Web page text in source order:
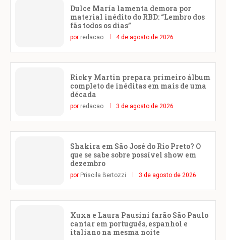
Dulce María lamenta demora por
material inédito do RBD: “Lembro dos
fãs todos os dias”
por redacao 4 de agosto de 2026
Ricky Martin prepara primeiro álbum
completo de inéditas em mais de uma
década
por redacao 3 de agosto de 2026
Shakira em São José do Rio Preto? O
que se sabe sobre possível show em
dezembro
por Priscila Bertozzi 3 de agosto de 2026
Xuxa e Laura Pausini farão São Paulo
cantar em português, espanhol e
italiano na mesma noite